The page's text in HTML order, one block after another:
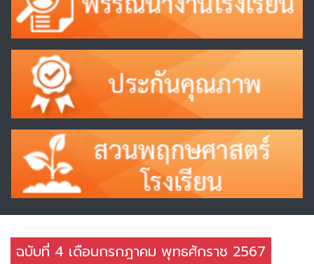
ฉบับที่ 4 เดือนกรกฎาคม พุทธศักราช 2567